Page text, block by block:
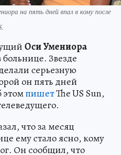
на пять дней впал в кому после
Оси Умениора
Звезде
серьезную
он пять дней
этомпишетThe US Sun,
что за месяц
ему стало ясно, кому
Он сообщил, что